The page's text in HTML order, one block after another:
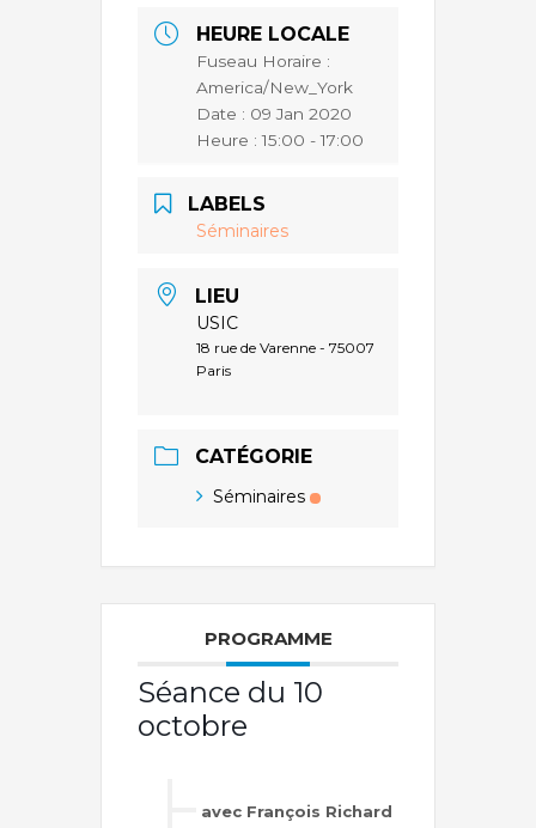
HEURE LOCALE
Fuseau Horaire :
America/New_York
Date : 09 Jan 2020
Heure :15:00 - 17:00
LABELS
Séminaires
LIEU
USIC
18 rue de Varenne - 75007
Paris
CATÉGORIE
Séminaires
PROGRAMME
Séance du 10
octobre
avec François Richard